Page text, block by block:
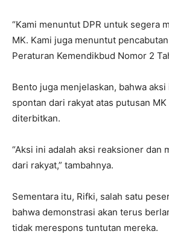
“Kami menuntut DPR untuk segera
MK. Kami juga menuntut pencabutan
Peraturan Kemendikbud Nomor 2
Bento juga menjelaskan, bahwa
spontan dari rakyat atas putusan
diterbitkan.
“Aksi ini adalah aksi reaksioner dan
dari rakyat,” tambahnya.
Sementara itu, Rifki, salah satu
bahwa demonstrasi akan terus
tidak merespons tuntutan mereka.